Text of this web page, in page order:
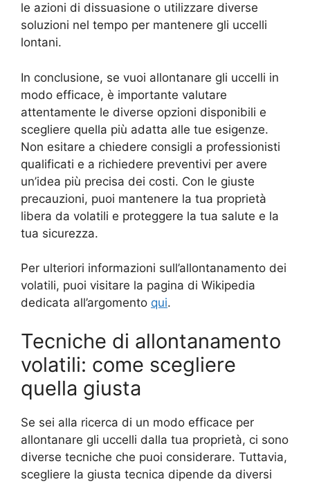
le azioni di dissuasione o utilizzare diverse
soluzioni nel tempo per mantenere gli uccelli
lontani.
In conclusione, se vuoi allontanare gli uccelli in
modo efficace, è importante valutare
attentamente le diverse opzioni disponibili e
scegliere quella più adatta alle tue esigenze.
Non esitare a chiedere consigli a professionisti
qualificati e a richiedere preventivi per avere
un’idea più precisa dei costi. Con le giuste
precauzioni, puoi mantenere la tua proprietà
libera da volatili e proteggere la tua salute e la
tua sicurezza.
Per ulteriori informazioni sull’allontanamento dei
volatili, puoi visitare la pagina di Wikipedia
dedicata all’argomento qui.
Tecniche di allontanamento
volatili: come scegliere
quella giusta
Se sei alla ricerca di un modo efficace per
allontanare gli uccelli dalla tua proprietà, ci sono
diverse tecniche che puoi considerare. Tuttavia,
scegliere la giusta tecnica dipende da diversi